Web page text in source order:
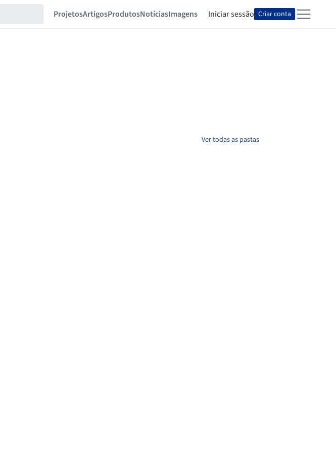
ProjetosArtigosProdutosNotíciasImagens Iniciar sessão Criar conta
Ver todas as pastas